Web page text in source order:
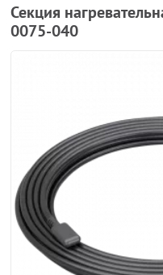
Секция
0075-040